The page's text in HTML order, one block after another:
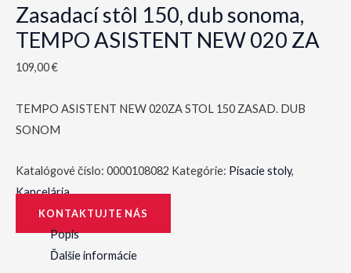
Zasadací stôl 150, dub sonoma,
TEMPO ASISTENT NEW 020 ZA
109,00€
TEMPO ASISTENT NEW 020ZA STOL 150 ZASAD. DUB
SONOM
Katalógové číslo: 0000108082 Kategórie: Písacie stoly,
Kancelária
KONTAKTUJTE NÁS
Popis
Ďalšie informácie